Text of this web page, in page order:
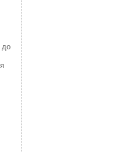
до